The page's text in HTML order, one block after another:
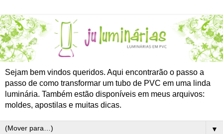
Sejam bem vindos queridos. Aqui encontrarão o passo a
passo de como transformar um tubo de PVC em uma linda
luminária. Também estão disponíveis em meus arquivos:
moldes, apostilas e muitas dicas.
▼